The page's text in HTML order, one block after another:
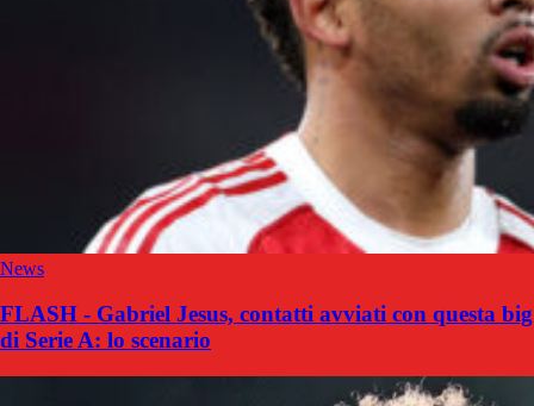
News
FLASH - Gabriel Jesus, contatti avviati con questa big
di Serie A: lo scenario